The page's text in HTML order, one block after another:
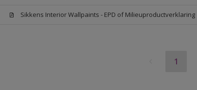
Sikkens Interior Wallpaints - EPD of Milieuproductverklaring
1